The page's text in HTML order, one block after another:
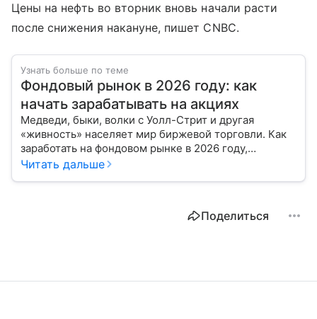
Цены на нефть во вторник вновь начали расти
после снижения накануне, пишет CNBC.
Узнать больше по теме
Фондовый рынок в 2026 году: как
начать зарабатывать на акциях
Медведи, быки, волки с Уолл-Стрит и другая
«живность» населяет мир биржевой торговли. Как
заработать на фондовом рынке в 2026 году,
расскажем с помощью эксперта.
Читать дальше
Поделиться